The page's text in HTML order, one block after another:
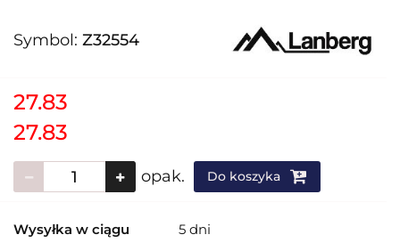
Symbol: Z32554
27.83
27.83
opak. Do koszyka
Wysyłka w ciągu 5 dni